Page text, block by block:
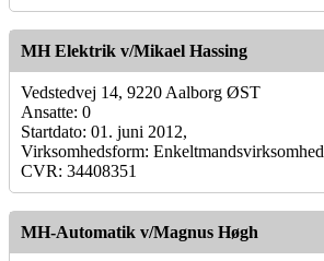
MH Elektrik v/Mikael Hassing
Vedstedvej 14, 9220 Aalborg ØST
Ansatte: 0
Startdato: 01. juni 2012,
Virksomhedsform: Enkeltmandsvirksomhed
CVR: 34408351
MH-Automatik v/Magnus Høgh